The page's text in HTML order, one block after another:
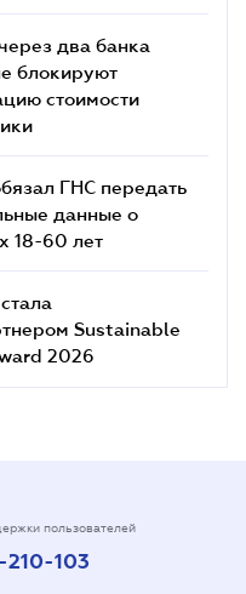
два банка
блокируют
стоимости
ГНС передать
данные о
18-60 лет
Sustainable
2026
пользователей
103